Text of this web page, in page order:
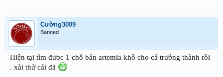
Cường3009
Banned
Hiện tại tìm được 1 chỗ bán artemia khô cho cá trưởng thành rồi
. xài thử cái đã